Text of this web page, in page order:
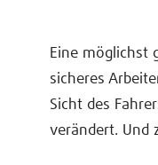
Eine möglichst
sicheres
Sicht des
verändert. Und